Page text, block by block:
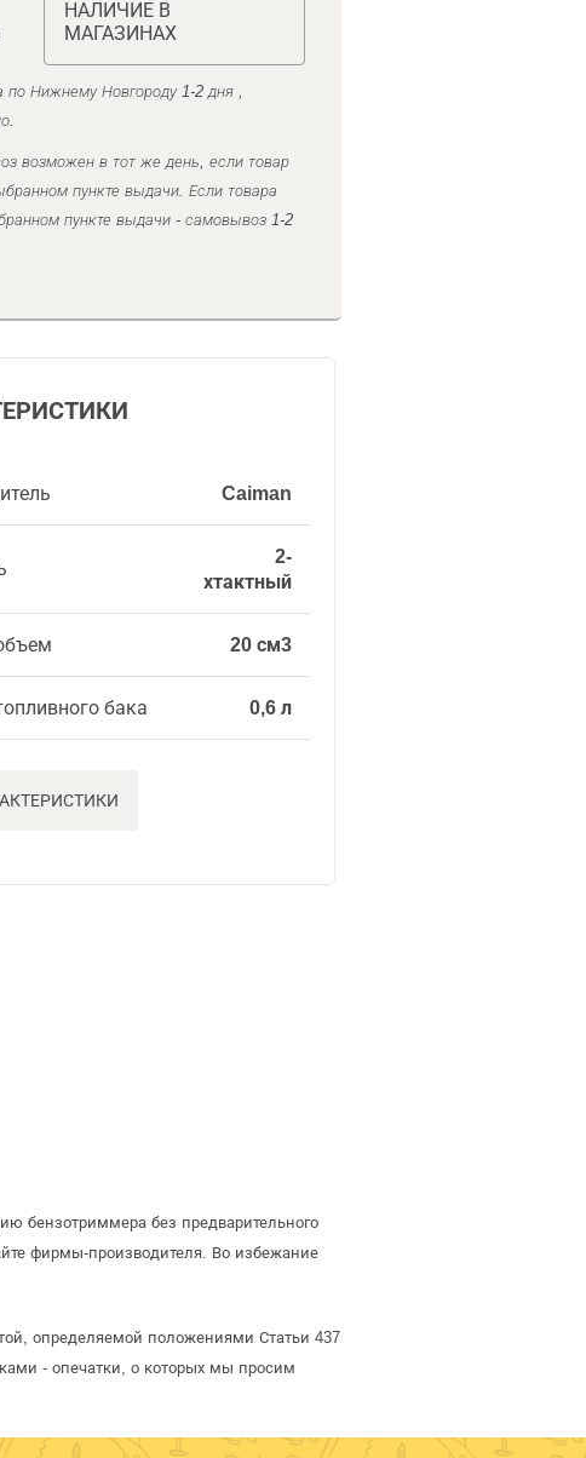
НАЛИЧИЕ В
МАГАЗИНАХ
по Нижнему Новгороду 1-2 дня ,
возможен в тот же день, если товар
пункте выдачи. Если товара
пункте выдачи - самовывоз 1-2
Caiman
2-
хтактный
20 см3
бака 0,6 л
бензотриммера без предварительного
фирмы-производителя. Во избежание
определяемой положениями Статьи 437
- опечатки, о которых мы просим